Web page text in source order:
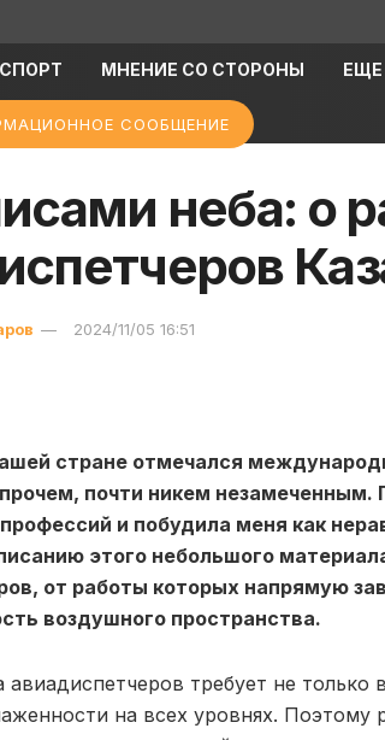
СПОРТ МНЕНИЕ СО СТОРОНЫ ЕЩЕ
СООБЩЕНИЕ
неба: о
2024/11/05 16:51
стране отмечался
почти никем незамеченным.
и побудила меня как
этого небольшого
от работы которых напрямую
воздушного пространства.
авиадиспетчеров требует не
на всех уровнях. Поэтому